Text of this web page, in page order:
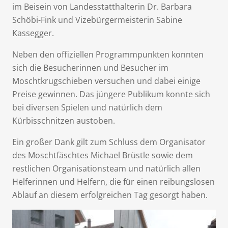
im Beisein von Landesstatthalterin Dr. Barbara
Schöbi-Fink und Vizebürgermeisterin Sabine
Kassegger.
Neben den offiziellen Programmpunkten konnten
sich die Besucherinnen und Besucher im
Moschtkrugschieben versuchen und dabei einige
Preise gewinnen. Das jüngere Publikum konnte sich
bei diversen Spielen und natürlich dem
Kürbisschnitzen austoben.
Ein großer Dank gilt zum Schluss dem Organisator
des Moschtfäschtes Michael Brüstle sowie dem
restlichen Organisationsteam und natürlich allen
Helferinnen und Helfern, die für einen reibungslosen
Ablauf an diesem erfolgreichen Tag gesorgt haben.